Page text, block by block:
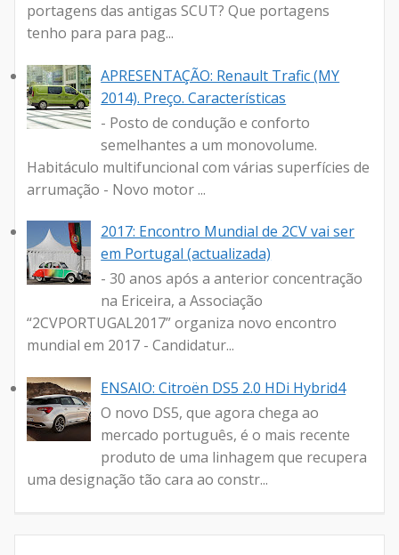
portagens das antigas SCUT? Que portagens
tenho para para pag...
APRESENTAÇÃO: Renault Trafic (MY
2014). Preço. Características
- Posto de condução e conforto
semelhantes a um monovolume.
Habitáculo multifuncional com várias superfícies de
arrumação - Novo motor ...
2017: Encontro Mundial de 2CV vai ser
em Portugal (actualizada)
- 30 anos após a anterior concentração
na Ericeira, a Associação
“2CVPORTUGAL2017” organiza novo encontro
mundial em 2017 - Candidatur...
ENSAIO: Citroën DS5 2.0 HDi Hybrid4
O novo DS5, que agora chega ao
mercado português, é o mais recente
produto de uma linhagem que recupera
uma designação tão cara ao constr...